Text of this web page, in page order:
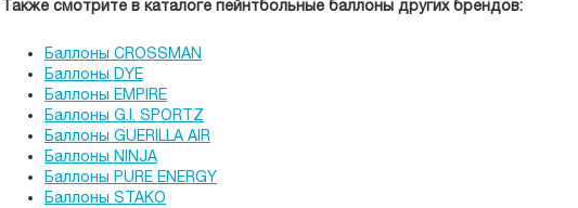
Также смотрите в каталоге пейнтбольные баллоны других брендов:
Баллоны CROSSMAN
Баллоны DYE
Баллоны EMPIRE
Баллоны G.I. SPORTZ
Баллоны GUERILLA AIR
Баллоны NINJA
Баллоны PURE ENERGY
Баллоны STAKO